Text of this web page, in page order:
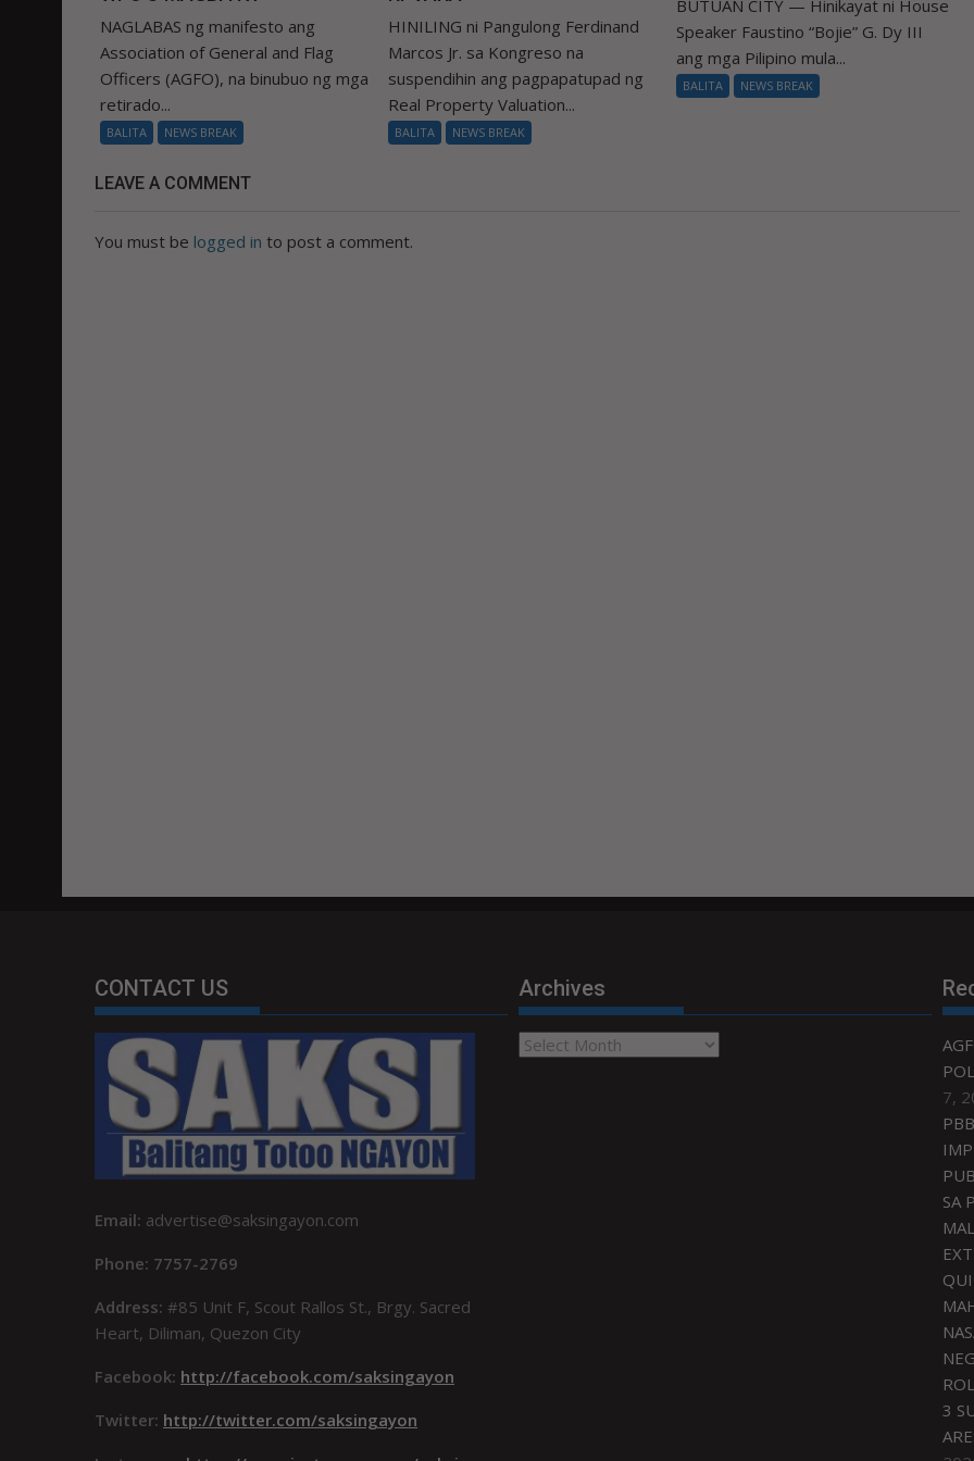
NAGLABAS ng manifesto ang
Association of General and Flag
Officers (AGFO), na binubuo ng mga
retirado...
BALITA NEWS BREAK
HINILING ni Pangulong Ferdinand
Marcos Jr. sa Kongreso na
suspendihin ang pagpapatupad ng
Real Property Valuation...
BALITA NEWS BREAK
BUTUAN CITY — Hinikayat ni House
Speaker Faustino “Bojie” G. Dy III
ang mga Pilipino mula...
BALITA NEWS BREAK
LEAVE A COMMENT
You must be logged in to post a comment.
CONTACT US
Email: advertise@saksingayon.com
Phone: 7757-2769
Address: #85 Unit F, Scout Rallos St., Brgy. Sacred
Heart, Diliman, Quezon City
Facebook: http://facebook.com/saksingayon
Twitter: http://twitter.com/saksingayon
Archives
Archives
7,
SA
3